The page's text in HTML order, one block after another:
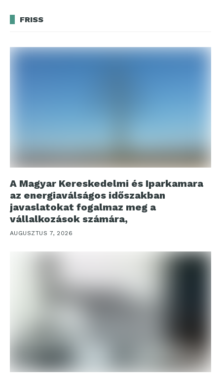
FRISS
A Magyar Kereskedelmi és Iparkamara
az energiaválságos időszakban
javaslatokat fogalmaz meg a
vállalkozások számára,
AUGUSZTUS 7, 2026